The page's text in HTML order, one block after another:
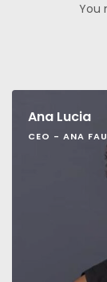
You
Ana Lucia
CEO - ANA